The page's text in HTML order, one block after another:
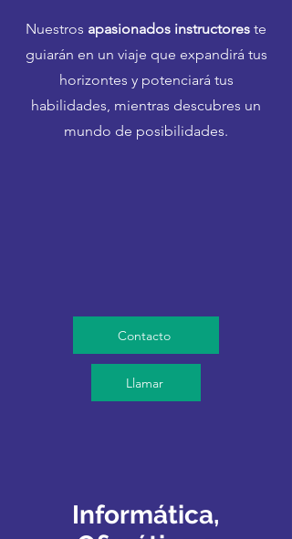
Nuestros apasionados instructores te
guiarán en un viaje que expandirá tus
horizontes y potenciará tus
habilidades, mientras descubres un
mundo de posibilidades.
Contacto
Llamar
Informática,